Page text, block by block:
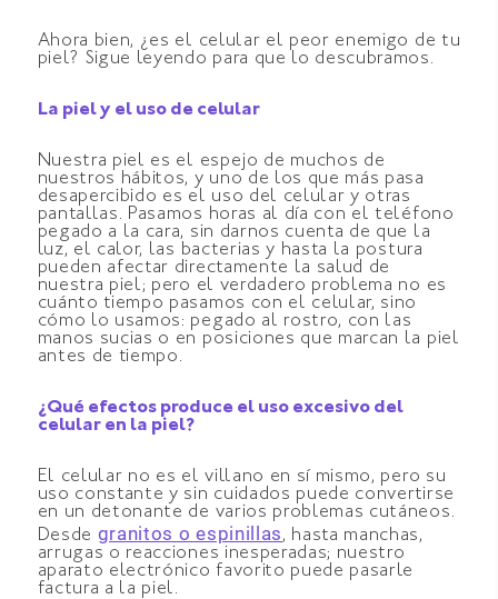
Ahora bien, ¿es el celular el peor enemigo de tu
piel? Sigue leyendo para que lo descubramos.
La piel y el uso de celular
Nuestra piel es el espejo de muchos de
nuestros hábitos, y uno de los que más pasa
desapercibido es el uso del celular y otras
pantallas. Pasamos horas al día con el teléfono
pegado a la cara, sin darnos cuenta de que la
luz, el calor, las bacterias y hasta la postura
pueden afectar directamente la salud de
nuestra piel; pero el verdadero problema no es
cuánto tiempo pasamos con el celular, sino
cómo lo usamos: pegado al rostro, con las
manos sucias o en posiciones que marcan la piel
antes de tiempo.
¿Qué efectos produce el uso excesivo del
celular en la piel?
El celular no es el villano en sí mismo, pero su
uso constante y sin cuidados puede convertirse
en un detonante de varios problemas cutáneos.
Desde granitos o espinillas , hasta manchas,
arrugas o reacciones inesperadas; nuestro
aparato electrónico favorito puede pasarle
factura a la piel.